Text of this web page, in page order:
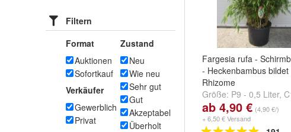
Filtern
Format
Auktionen
Sofortkauf
Verkäufer
Gewerblich
Privat
Zustand
Neu
Wie neu
Sehr gut
Gut
Akzeptabel
Überholt
Fargesia rufa -
- Heckenbambus bildet
Rhizome
Größe: P9 - 0,5 Liter,
Liter ,C2 - 2 Literund
...
ab 4,90 € (4,90 €/)
+ 6,50 € Versand